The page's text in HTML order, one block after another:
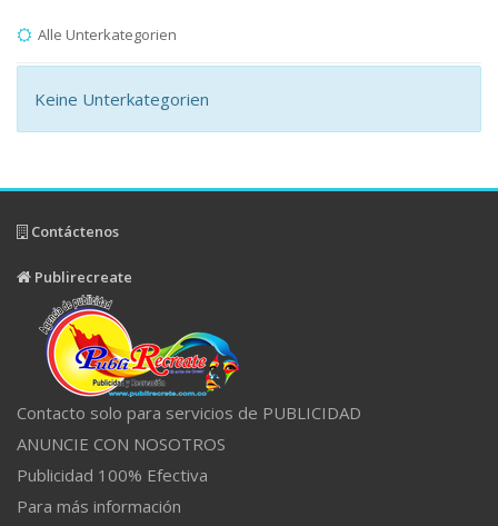
Alle Unterkategorien
Keine Unterkategorien
Contáctenos
Publirecreate
Contacto solo para servicios de PUBLICIDAD
ANUNCIE CON NOSOTROS
Publicidad 100% Efectiva
Para más información